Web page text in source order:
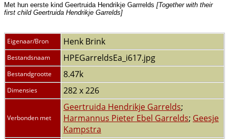
Met hun eerste kind Geertruida Hendrikje Garrrelds [Together with their
first child Geertruida Hendrikje Garrelds]
Eigenaar/Bron Henk Brink
Bestandsnaam HPEGarreldsEa_i617.jpg
Bestandgrootte 8.47k
Dimensies 282 x 226
Verbonden met
Geertruida Hendrikje Garrelds;
Harmannus Pieter Ebel Garrelds; Geesje
Kampstra